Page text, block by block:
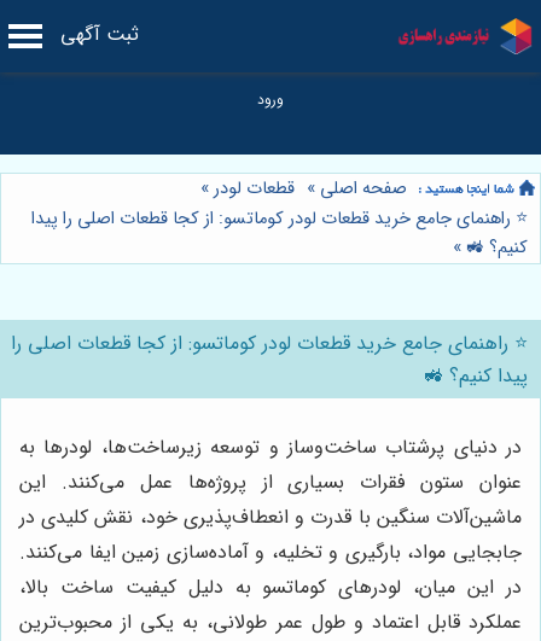
ثبت آگهی
صفحه اصلی » قطعات لودر»
⭐️ راهنمای جامع خرید قطعات لودر کوماتسو: از کجا قطعات اصلی را پیدا
کنیم؟ 🚜 »
⭐️ راهنمای جامع خرید قطعات لودر کوماتسو: از کجا قطعات اصلی را
پیدا کنیم؟ 🚜
در دنیای پرشتاب ساخت‌وساز و توسعه زیرساخت‌ها، لودرها به
عنوان ستون فقرات بسیاری از پروژه‌ها عمل می‌کنند. این
ماشین‌آلات سنگین با قدرت و انعطاف‌پذیری خود، نقش کلیدی در
جابجایی مواد، بارگیری و تخلیه، و آماده‌سازی زمین ایفا می‌کنند.
در این میان، لودرهای کوماتسو به دلیل کیفیت ساخت بالا،
عملکرد قابل اعتماد و طول عمر طولانی، به یکی از محبوب‌ترین